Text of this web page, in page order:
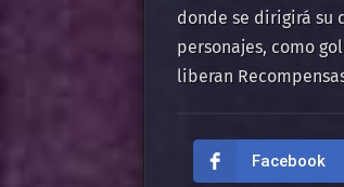
donde se dirigirá su
personajes, como
liberan
Facebook